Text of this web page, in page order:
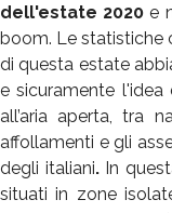
dell'estate 2020 e
boom. Le statistiche
di questa estate
e sicuramente
all’aria aperta, tra
affollamenti e gli
degli italiani. In
situati in zone